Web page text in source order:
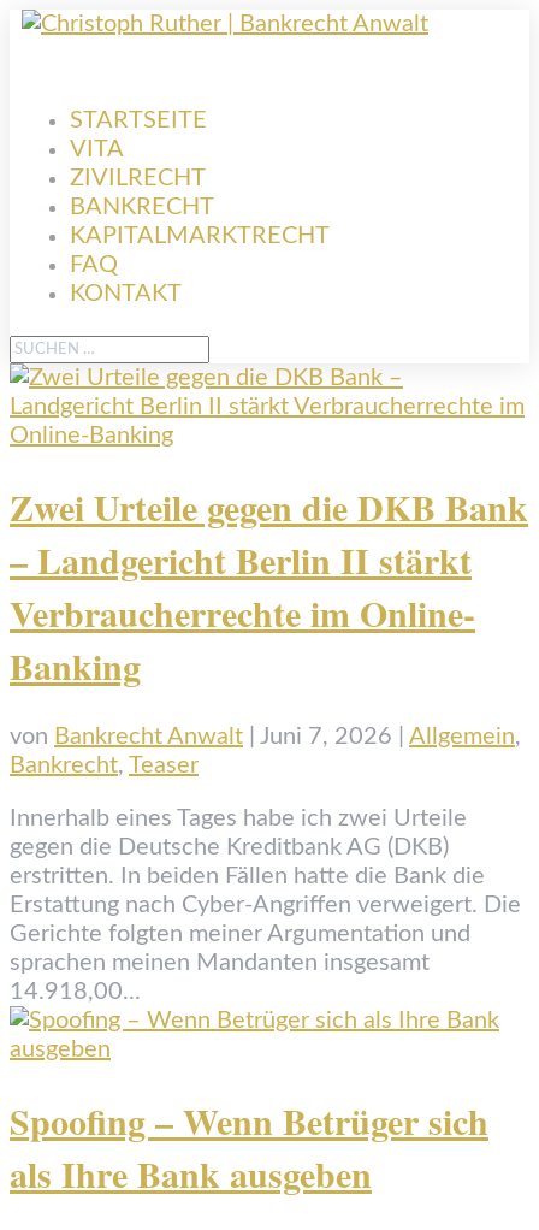
STARTSEITE
VITA
ZIVILRECHT
BANKRECHT
KAPITALMARKTRECHT
FAQ
KONTAKT
Zwei Urteile gegen die DKB Bank
– Landgericht Berlin II stärkt
Verbraucherrechte im Online-
Banking
von Bankrecht Anwalt Juni 7, 2026 Allgemein,
Bankrecht, Teaser
Innerhalb eines Tages habe ich zwei Urteile
gegen die Deutsche Kreditbank AG (DKB)
erstritten. In beiden Fällen hatte die Bank die
Erstattung nach Cyber-Angriffen verweigert. Die
Gerichte folgten meiner Argumentation und
sprachen meinen Mandanten insgesamt
14.918,00...
Spoofing – Wenn Betrüger sich
als Ihre Bank ausgeben